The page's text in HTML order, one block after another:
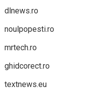
dlnews.ro
noulpopesti.ro
mrtech.ro
ghidcorect.ro
textnews.eu